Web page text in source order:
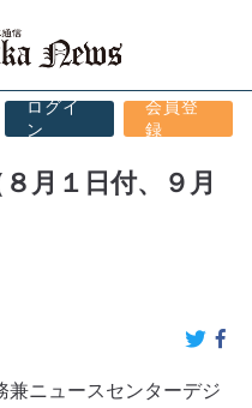
ログイ
ン
会員登
録
月１日付、９月
ニュースセンターデジ